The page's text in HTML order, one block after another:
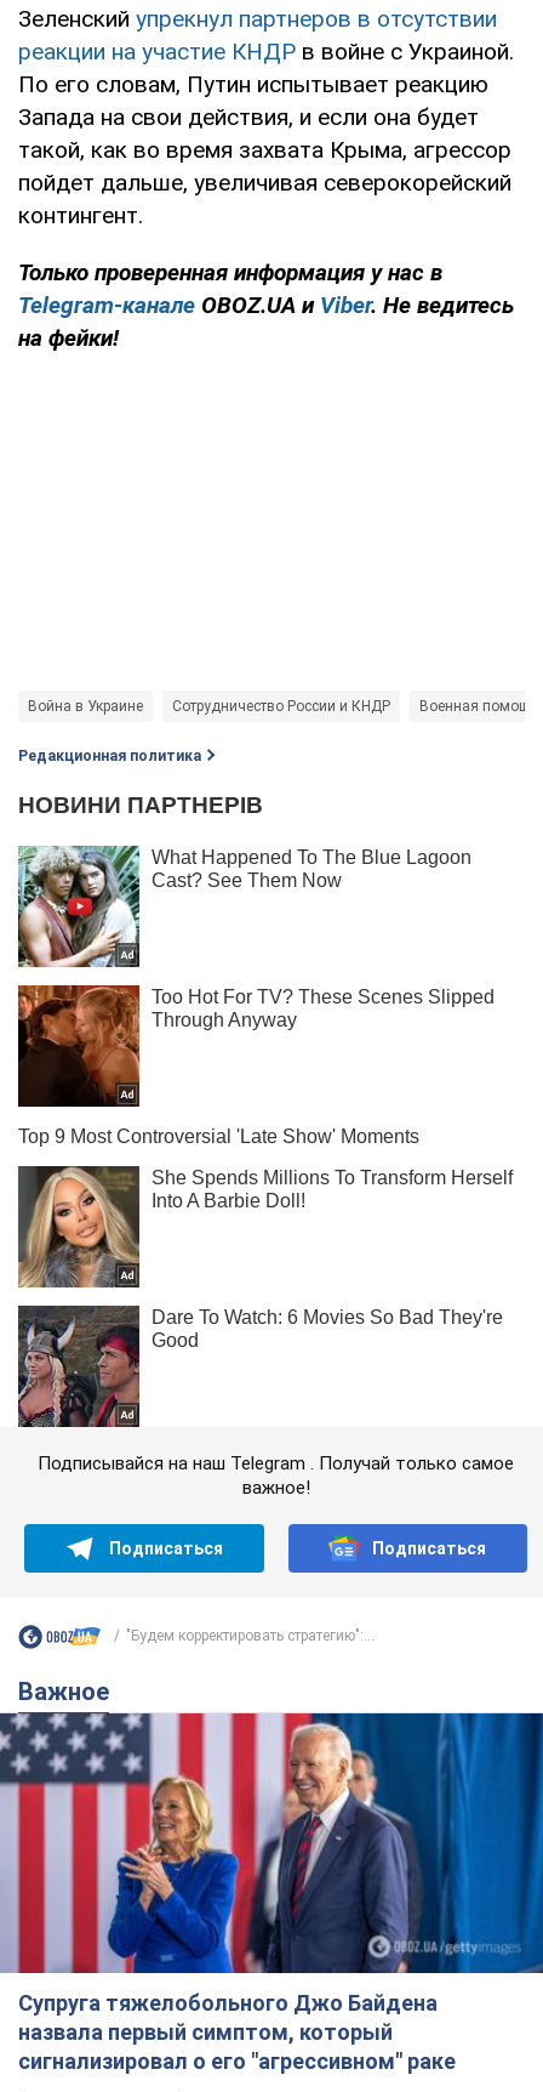
Зеленский упрекнул партнеров в отсутствии
реакции на участие КНДР в войне с Украиной.
По его словам, Путин испытывает реакцию
Запада на свои действия, и если она будет
такой, как во время захвата Крыма, агрессор
пойдет дальше, увеличивая северокорейский
контингент.
Только проверенная информация у нас в
Telegram-канале OBOZ.UA и Viber. Не ведитесь
на фейки!
Война в Украине Сотрудничество России и КНДР Военная помощь
Редакционная политика
Подписывайся на наш Telegram . Получай только самое
важное!
Подписаться Подписаться
"Будем корректировать стратегию":...
Важное
Супруга тяжелобольного Джо Байдена
назвала первый симптом, который
сигнализировал о его "агрессивном" раке